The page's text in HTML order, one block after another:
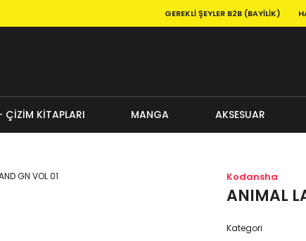
GEREKLI ŞEYLER B2B (BAYILIK)
ÇİZİM KİTAPLARI MANGA AKSESUAR
Kodansha
ANIMAL
Kategori